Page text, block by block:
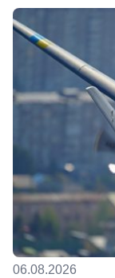
06.08.2026